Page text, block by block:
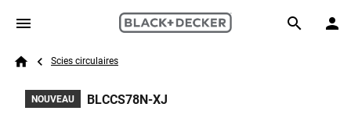
Skip to main content
Search
Breadcrumb
Scies circulaires
NOUVEAU BLCCS78N-XJ